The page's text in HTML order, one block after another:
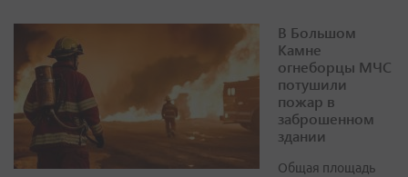
В Большом
Камне
огнеборцы МЧС
потушили
пожар в
заброшенном
здании
Общая площадь